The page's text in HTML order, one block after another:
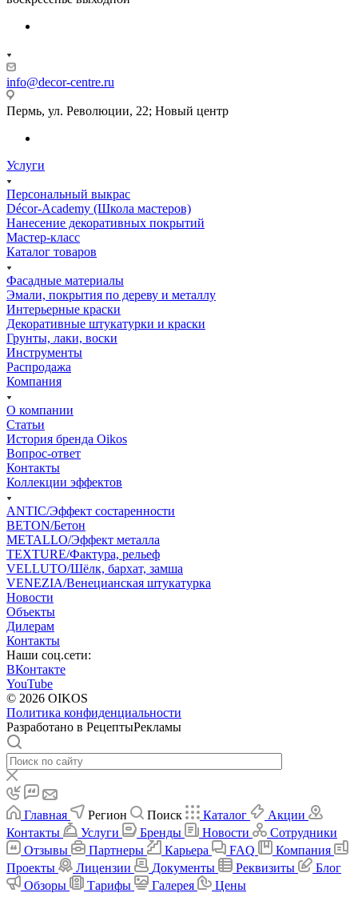
info@decor-centre.ru
Пермь, ул. Революции, 22; Новый центр
Услуги
Персональный выкрас
Décor-Academy (Школа мастеров)
Нанесение декоративных покрытий
Мастер-класс
Каталог товаров
Фасадные материалы
Эмали, покрытия по дереву и металлу
Интерьерные краски
Декоративные штукатурки и краски
Грунты, лаки, воски
Инструменты
Распродажа
Компания
О компании
Статьи
История бренда Oikos
Вопрос-ответ
Контакты
Коллекции эффектов
ANTIC/Эффект состаренности
BETON/Бетон
METALLO/Эффект металла
TEXTURE/Фактура, рельеф
VELLUTO/Шёлк, бархат, замша
VENEZIA/Венецианская штукатурка
Новости
Объекты
Дилерам
Контакты
Наши соц.сети:
ВКонтакте
YouTube
© 2026 OIKOS
Политика конфиденциальности
Разработано в РецептыРекламы
Главная Регион Поиск Каталог
Акции
Контакты
Услуги Бренды Новости
Сотрудники
Отзывы
Партнеры Карьера FAQ
Компания
Проекты
Лицензии Документы Реквизиты
Блог
Обзоры
Тарифы Галерея Цены